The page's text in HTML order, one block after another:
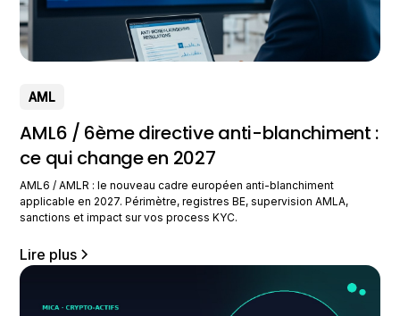
AML
AML6 / 6ème directive anti-blanchiment :
ce qui change en 2027
AML6 / AMLR : le nouveau cadre européen anti-blanchiment
applicable en 2027. Périmètre, registres BE, supervision AMLA,
sanctions et impact sur vos process KYC.
Lire plus